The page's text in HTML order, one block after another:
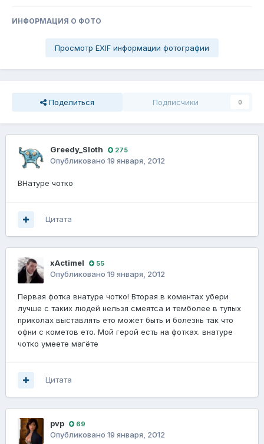
ИНФОРМАЦИЯ О ФОТО
Просмотр EXIF информации фотографии
Поделиться Подписчики 0
Greedy_Sloth 275
Опубликовано 19 января, 2012
ВНатуре чотко
Цитата
xActimel 55
Опубликовано 19 января, 2012
Первая фотка внатуре чотко! Вторая в коментах убери
лучше с таких людей нельзя смеятса и темболее в тупых
приколах выставлять ето может быть и болезнь так что
офни с кометов ето. Мой герой есть на фотках. внатуре
чотко умеете магёте
Цитата
pvp 69
Опубликовано 19 января, 2012